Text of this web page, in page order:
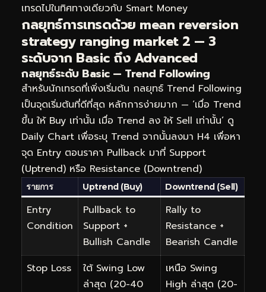
เทรดไปในทิศทางเดียวกับ Smart Money
กลยุทธ์การเทรดด้วย mean reversion
strategy ranging market 2 — 3
ระดับจาก Basic ถึง Advanced
กลยุทธ์ระดับ Basic — Trend Following
สำหรับนักเทรดที่เพิ่งเริ่มต้น กลยุทธ์ Trend Following
เป็นจุดเริ่มต้นที่ดีที่สุด หลักการง่ายมาก — ‘เมื่อ Trend
ขึ้น ให้ Buy เท่านั้น เมื่อ Trend ลง ให้ Sell เท่านั้น’ ดู
Daily Chart เพื่อระบุ Trend จากนั้นลงมา H4 เพื่อหา
จุด Entry ตอนราคา Pullback มาที่ Support
(Uptrend) หรือ Resistance (Downtrend)
รายการ Uptrend (Buy) Downtrend (Sell)
Entry
Condition
Pullback to
Support +
Bullish Candle
Rally to
Resistance +
Bearish Candle
Stop Loss
ใต้ Swing Low
ล่าสุด (20-40
เหนือ Swing
High ล่าสุด (20-